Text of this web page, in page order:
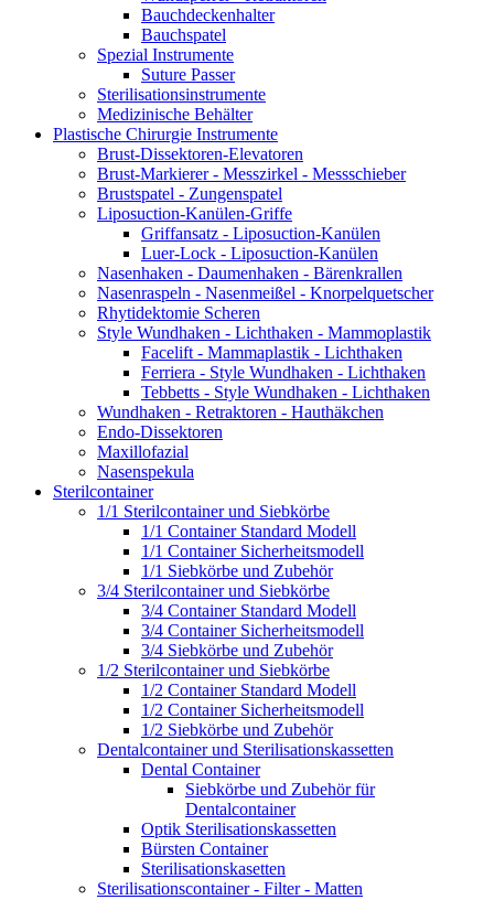
Bauchdeckenhalter
Bauchspatel
Spezial Instrumente
Suture Passer
Sterilisationsinstrumente
Medizinische Behälter
Plastische Chirurgie Instrumente
Brust-Dissektoren-Elevatoren
Brust-Markierer - Messzirkel - Messschieber
Brustspatel - Zungenspatel
Liposuction-Kanülen-Griffe
Griffansatz - Liposuction-Kanülen
Luer-Lock - Liposuction-Kanülen
Nasenhaken - Daumenhaken - Bärenkrallen
Nasenraspeln - Nasenmeißel - Knorpelquetscher
Rhytidektomie Scheren
Style Wundhaken - Lichthaken - Mammoplastik
Facelift - Mammaplastik - Lichthaken
Ferriera - Style Wundhaken - Lichthaken
Tebbetts - Style Wundhaken - Lichthaken
Wundhaken - Retraktoren - Hauthäkchen
Endo-Dissektoren
Maxillofazial
Nasenspekula
Sterilcontainer
1/1 Sterilcontainer und Siebkörbe
1/1 Container Standard Modell
1/1 Container Sicherheitsmodell
1/1 Siebkörbe und Zubehör
3/4 Sterilcontainer und Siebkörbe
3/4 Container Standard Modell
3/4 Container Sicherheitsmodell
3/4 Siebkörbe und Zubehör
1/2 Sterilcontainer und Siebkörbe
1/2 Container Standard Modell
1/2 Container Sicherheitsmodell
1/2 Siebkörbe und Zubehör
Dentalcontainer und Sterilisationskassetten
Dental Container
Siebkörbe und Zubehör für
Dentalcontainer
Optik Sterilisationskassetten
Bürsten Container
Sterilisationskasetten
Sterilisationscontainer - Filter - Matten